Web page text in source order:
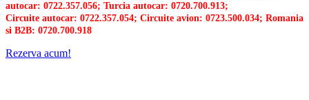
autocar: 0722.357.056; Turcia autocar: 0720.700.913;
Circuite autocar: 0722.357.054; Circuite avion: 0723.500.034; Romania
si B2B: 0720.700.918
Rezerva acum!